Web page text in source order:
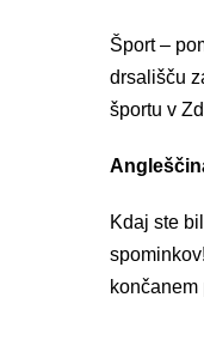
Šport –
drsališču
športu v
Kdaj ste